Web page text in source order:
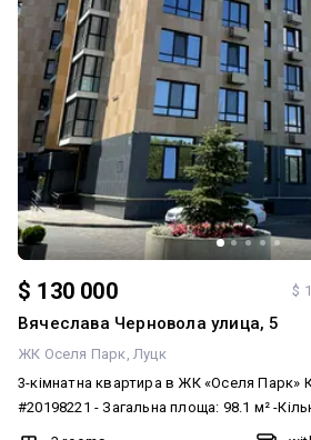
$ 130 000 $
Вячеслава Черновола улица, 5
ЖК Оселя Парк Луцк
3-кімнатна квартира в ЖК «Оселя Парк» Код квартири:
#20198221 - Загальна площа: 98.1 м² -Кількість кімнат: 2 спальні +
простора кухня-вітальня -Стан: без